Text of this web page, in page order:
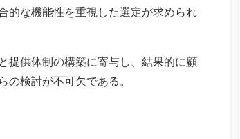
的な機能性を重視した選定が求められ
提供体制の構築に寄与し、結果的に顧
検討が不可欠である。